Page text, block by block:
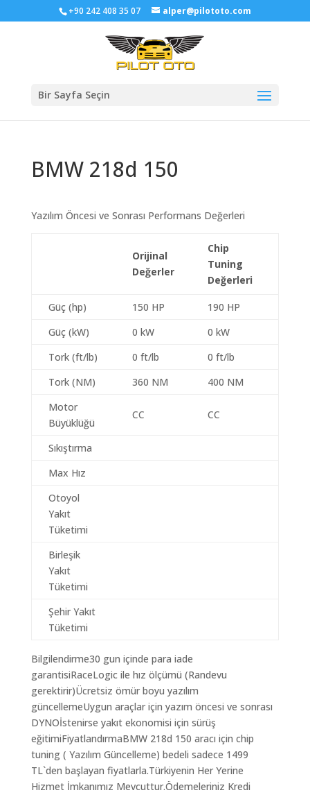
+90 242 408 35 07 alper@pilototo.com
Bir Sayfa Seçin
BMW 218d 150
Yazılım Öncesi ve Sonrası Performans Değerleri
Orijinal
Değerler
Chip
Tuning
Değerleri
Güç (hp) 150 HP
190 HP
Güç (kW)
0 kW
0 kW
Tork (ft/lb)
0 ft/lb
0 ft/lb
Tork (NM)
360 NM
400 NM
Motor
Büyüklüğü
CC CC
Sıkıştırma
Max Hız
Otoyol
Yakıt
Tüketimi
Birleşik
Yakıt
Tüketimi
Şehir Yakıt
Tüketimi
Bilgilendirme30 gun içinde para iade
garantisiRaceLogic ile hız ölçümü (Randevu
gerektirir)Ücretsiz ömür boyu yazılım
güncellemeUygun araçlar için yazım öncesi ve sonrası
DYNOİstenirse yakıt ekonomisi için sürüş
eğitimiFiyatlandırmaBMW 218d 150 aracı için chip
tuning ( Yazılım Güncelleme) bedeli sadece 1499
TL`den başlayan fiyatlarla.Türkiyenin Her Yerine
Hizmet İmkanımız Mevcuttur.Ödemeleriniz Kredi